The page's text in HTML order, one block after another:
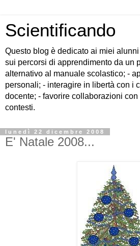
Scientificando
Questo blog è dedicato ai miei
sui percorsi di apprendimento da un
alternativo al manuale scolastico; -
personali; - interagire in libertà con i
docente; - favorire collaborazioni
contesti.
lunedì 22 dicembre 2008
E' Natale 2008...